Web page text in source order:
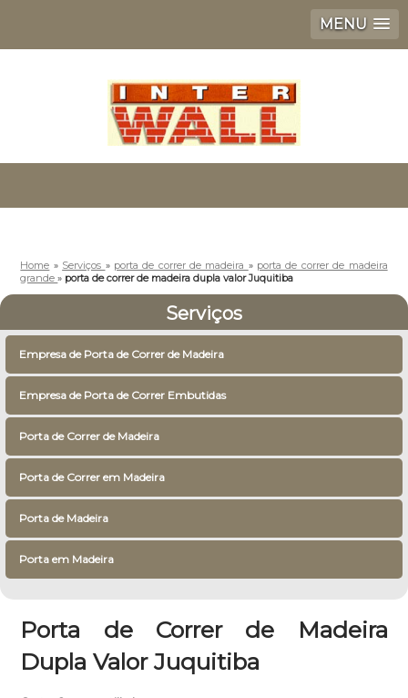
MENU
Home » Serviços » porta de correr de madeira » porta de correr de madeira
grande» porta de correr de madeira dupla valor Juquitiba
Serviços
Empresa de Porta de Correr de Madeira
Empresa de Porta de Correr Embutidas
Porta de Correr de Madeira
Porta de Correr em Madeira
Porta de Madeira
Porta em Madeira
Porta de Correr de Madeira
Dupla Valor Juquitiba